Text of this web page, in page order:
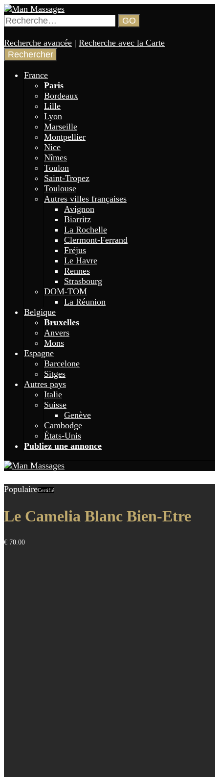
Aller
au
contenu
principal
Man Massages
Rechercher : GO
Recherche avancée | Recherche avec la Carte
France
Paris
Bordeaux
Lille
Lyon
Marseille
Montpellier
Nice
Nîmes
Toulon
Saint-Tropez
Toulouse
Autres villes françaises
Avignon
Biarritz
La Rochelle
Clermont-Ferrand
Fréjus
Le Havre
Rennes
Strasbourg
DOM-TOM
La Réunion
Belgique
Bruxelles
Anvers
Mons
Espagne
Barcelone
Sitges
Autres pays
Italie
Suisse
Genève
Cambodge
États-Unis
Publiez une annonce
PopulaireCertifié
Le Camelia Blanc Bien-Etre
€ 70.00